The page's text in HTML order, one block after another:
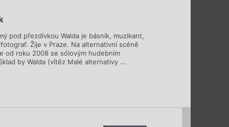
pod přezdívkou Walda je básník, muzikant,
Žije v Praze. Na alternativní scéně
od roku 2008 se sólovým hudebním
by Walda (vítěz Malé alternativy ...